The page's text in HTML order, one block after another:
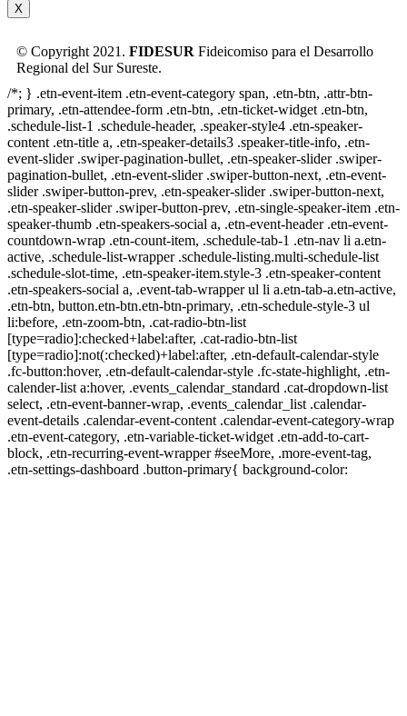
X
© Copyright 2021. FIDESUR Fideicomiso para el Desarrollo
Regional del Sur Sureste.
/*; } .etn-event-item .etn-event-category span, .etn-btn, .attr-btn-
primary, .etn-attendee-form .etn-btn, .etn-ticket-widget .etn-btn,
.schedule-list-1 .schedule-header, .speaker-style4 .etn-speaker-
content .etn-title a, .etn-speaker-details3 .speaker-title-info, .etn-
event-slider .swiper-pagination-bullet, .etn-speaker-slider .swiper-
pagination-bullet, .etn-event-slider .swiper-button-next, .etn-event-
slider .swiper-button-prev, .etn-speaker-slider .swiper-button-next,
.etn-speaker-slider .swiper-button-prev, .etn-single-speaker-item .etn-
speaker-thumb .etn-speakers-social a, .etn-event-header .etn-event-
countdown-wrap .etn-count-item, .schedule-tab-1 .etn-nav li a.etn-
active, .schedule-list-wrapper .schedule-listing.multi-schedule-list
.schedule-slot-time, .etn-speaker-item.style-3 .etn-speaker-content
.etn-speakers-social a, .event-tab-wrapper ul li a.etn-tab-a.etn-active,
.etn-btn, button.etn-btn.etn-btn-primary, .etn-schedule-style-3 ul
li:before, .etn-zoom-btn, .cat-radio-btn-list
[type=radio]:checked+label:after, .cat-radio-btn-list
[type=radio]:not(:checked)+label:after, .etn-default-calendar-style
.fc-button:hover, .etn-default-calendar-style .fc-state-highlight, .etn-
calender-list a:hover, .events_calendar_standard .cat-dropdown-list
select, .etn-event-banner-wrap, .events_calendar_list .calendar-
event-details .calendar-event-content .calendar-event-category-wrap
.etn-event-category, .etn-variable-ticket-widget .etn-add-to-cart-
block, .etn-recurring-event-wrapper #seeMore, .more-event-tag,
.etn-settings-dashboard .button-primary{ background-color: